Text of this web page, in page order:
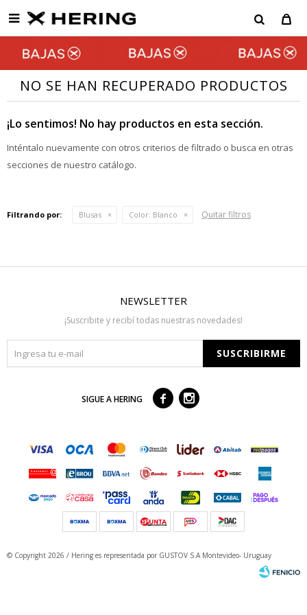

NO SE HAN RECUPERADO PRODUCTOS
¡Lo sentimos! No hay productos en esta sección.
Inténtalo nuevamente con otros criterios de filtrado o busca en otras
secciones de nuestro catálogo.
Filtrando por: Blusas Color: Blanco Quitar filtros
NEWSLETTER
¡Suscribite y recibí todas nuestras novedades!
SUSCRIBIRME
SIGUE A HERING  
© Copyright 2026 / Hering es representada por GUSTOV S.A Montevideo- Uruguay